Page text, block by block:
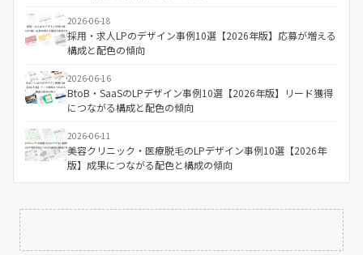
2026-06-18
採用・求人LPのデザイン事例10選【2026年版】応募が増える
構成と配色の傾向
2026-06-16
BtoB・SaaSのLPデザイン事例10選【2026年版】リード獲得
につながる構成と配色の傾向
2026-06-11
美容クリニック・医療脱毛のLPデザイン事例10選【2026年
版】成果につながる配色と構成の傾向